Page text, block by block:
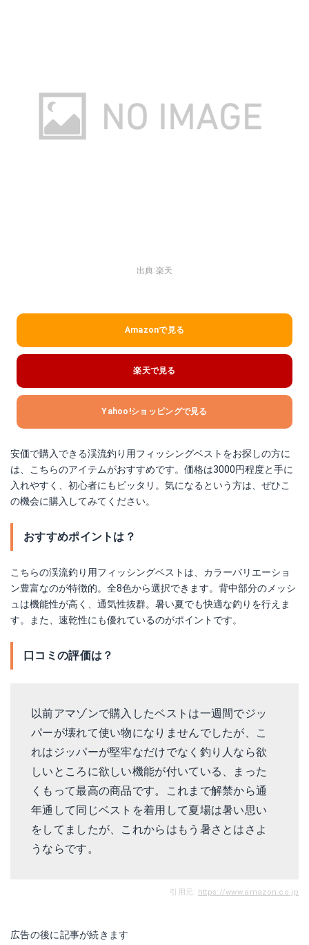
出典:楽天
Amazonで見る
楽天で見る
Yahoo!ショッピングで見る
安価で購入できる渓流釣り用フィッシングベストをお探しの方に
は、こちらのアイテムがおすすめです。価格は3000円程度と手に
入れやすく、初心者にもピッタリ。気になるという方は、ぜひこ
の機会に購入してみてください。
おすすめポイントは？
こちらの渓流釣り用フィッシングベストは、カラーバリエーショ
ン豊富なのが特徴的。全8色から選択できます。背中部分のメッシ
ュは機能性が高く、通気性抜群。暑い夏でも快適な釣りを行えま
す。また、速乾性にも優れているのがポイントです。
口コミの評価は？
以前アマゾンで購入したベストは一週間でジッ
パーが壊れて使い物になりませんでしたが、こ
れはジッパーが堅牢なだけでなく釣り人なら欲
しいところに欲しい機能が付いている、まった
くもって最高の商品です。これまで解禁から通
年通して同じベストを着用して夏場は暑い思い
をしてましたが、これからはもう暑さとはさよ
うならです。
引用元: https://www.amazon.co.jp
広告の後に記事が続きます